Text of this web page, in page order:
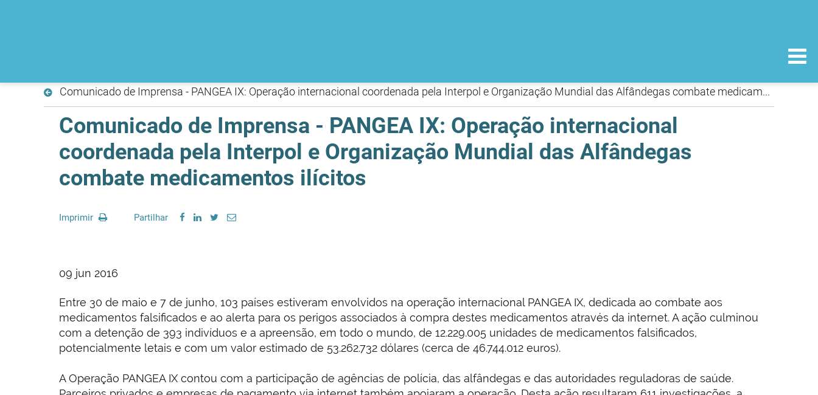
Comunicado de Imprensa - PANGEA IX: Operação internacional coordenada pela Interpol e Organização Mundial das Alfândegas combate medicamentos ilícitos
Comunicado de Imprensa - PANGEA IX: Operação internacional
coordenada pela Interpol e Organização Mundial das Alfândegas
combate medicamentos ilícitos
Imprimir Partilhar
09 jun 2016
Entre 30 de maio e 7 de junho, 103 países estiveram envolvidos na operação internacional PANGEA IX, dedicada ao combate aos
medicamentos falsificados e ao alerta para os perigos associados à compra destes medicamentos através da internet. A ação culminou
com a detenção de 393 indivíduos e a apreensão, em todo o mundo, de 12.229.005 unidades de medicamentos falsificados,
potencialmente letais e com um valor estimado de 53.262.732 dólares (cerca de 46.744.012 euros).
A Operação PANGEA IX contou com a participação de agências de polícia, das alfândegas e das autoridades reguladoras de saúde.